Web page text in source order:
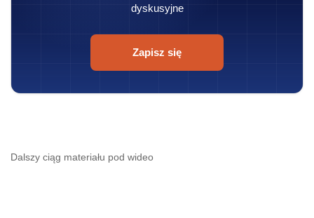
dyskusyjne
Zapisz się
Dalszy ciąg materiału pod wideo